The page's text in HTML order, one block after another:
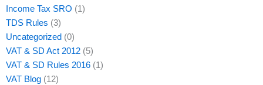
Income Tax SRO (1)
TDS Rules (3)
Uncategorized (0)
VAT & SD Act 2012 (5)
VAT & SD Rules 2016 (1)
VAT Blog (12)